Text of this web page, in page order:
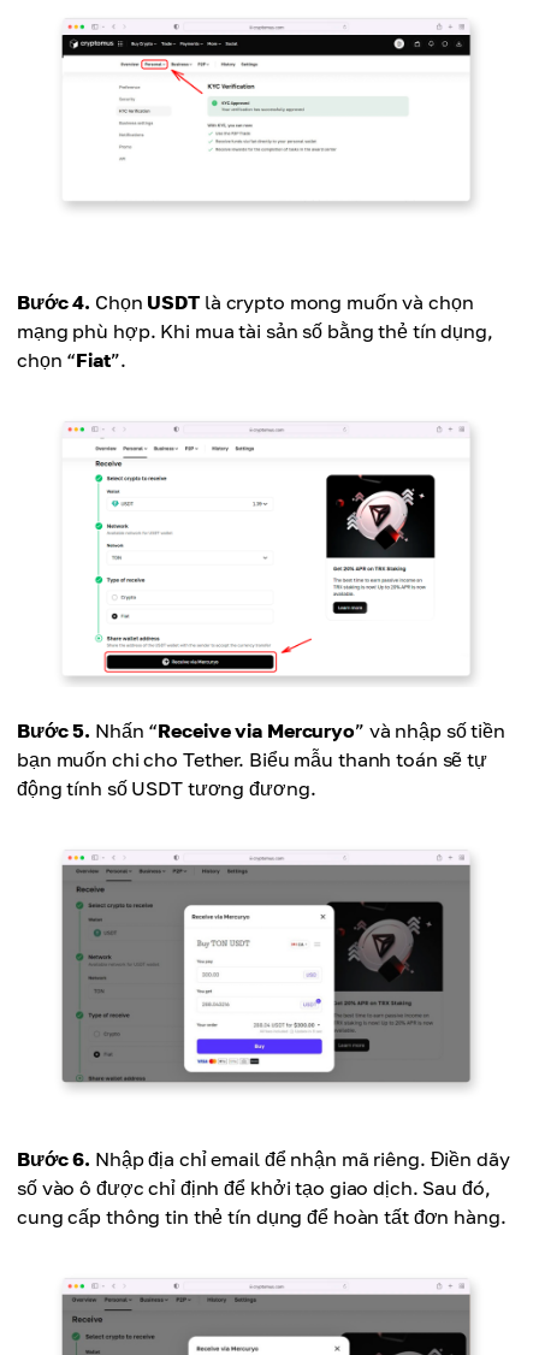
Bước 4. Chọn USDTlà crypto mong muốn và chọn
mạng phù hợp. Khi mua tài sản số bằng thẻ tín dụng,
chọn “Fiat”.
Bước 5. Nhấn “Receive via Mercuryo” và nhập số tiền
bạn muốn chi cho Tether. Biểu mẫu thanh toán sẽ tự
động tính số USDT tương đương.
Bước 6. Nhập địa chỉ email để nhận mã riêng. Điền dãy
số vào ô được chỉ định để khởi tạo giao dịch. Sau đó,
cung cấp thông tin thẻ tín dụng để hoàn tất đơn hàng.